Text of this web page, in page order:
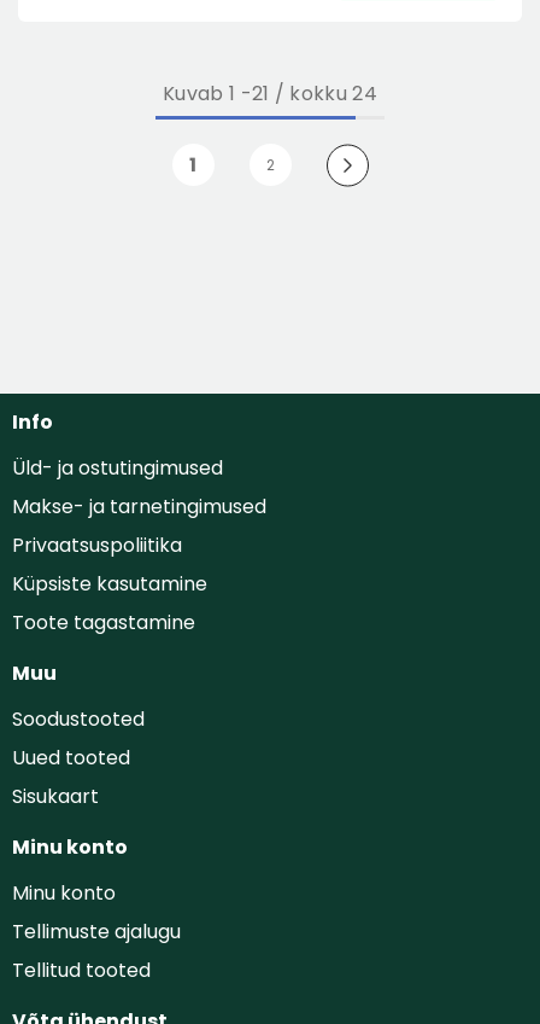
Kuvab 1 -21 / kokku 24
1 2
Info
Üld- ja ostutingimused
Makse- ja tarnetingimused
Privaatsuspoliitika
Küpsiste kasutamine
Toote tagastamine
Muu
Soodustooted
Uued tooted
Sisukaart
Minu konto
Minu konto
Tellimuste ajalugu
Tellitud tooted